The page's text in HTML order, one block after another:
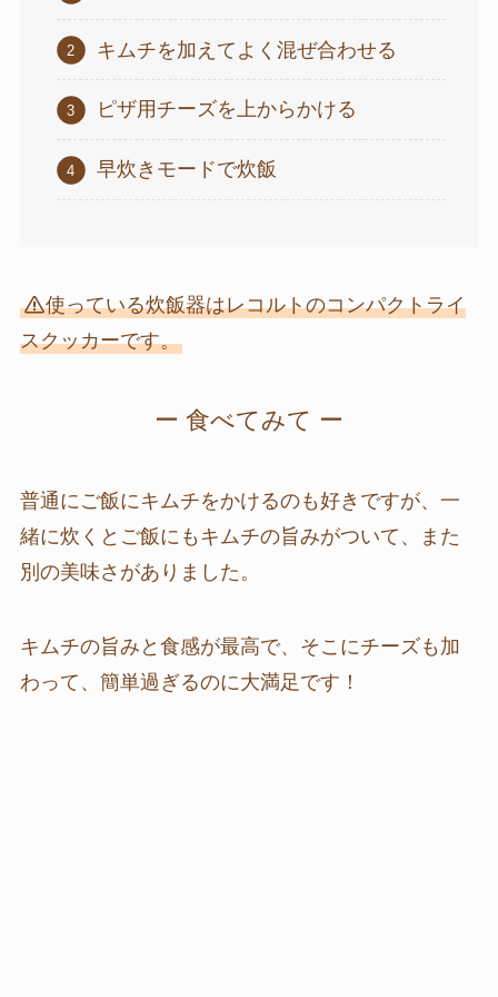
キムチを加えてよく混ぜ合わせる
ピザ用チーズを上からかける
早炊きモードで炊飯
使っている炊飯器はレコルトのコンパクトライ
スクッカーです。
ー 食べてみて ー
普通にご飯にキムチをかけるのも好きですが、一
緒に炊くとご飯にもキムチの旨みがついて、また
別の美味さがありました。
キムチの旨みと食感が最高で、そこにチーズも加
わって、簡単過ぎるのに大満足です！